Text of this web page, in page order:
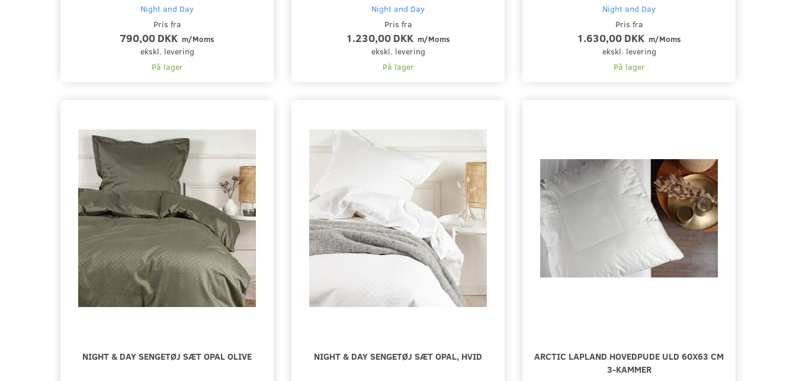
Night and Day
Pris fra
790,00 DKK m/Moms
ekskl. levering
På lager
Night and Day
Pris fra
1.230,00 DKK m/Moms
ekskl. levering
På lager
Night and Day
Pris fra
1.630,00 DKK m/Moms
ekskl. levering
På lager
NIGHT & DAY SENGETØJ SÆT OPAL OLIVE NIGHT & DAY SENGETØJ SÆT OPAL, HVID
ARCTIC LAPLAND HOVEDPUDE ULD 60X63 CM
3-KAMMER